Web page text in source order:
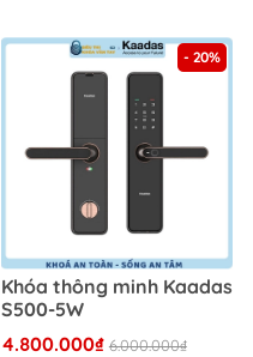
- 20%
Khóa thông minh Kaadas
S500-5W
4.800.000₫ 6.000.000₫